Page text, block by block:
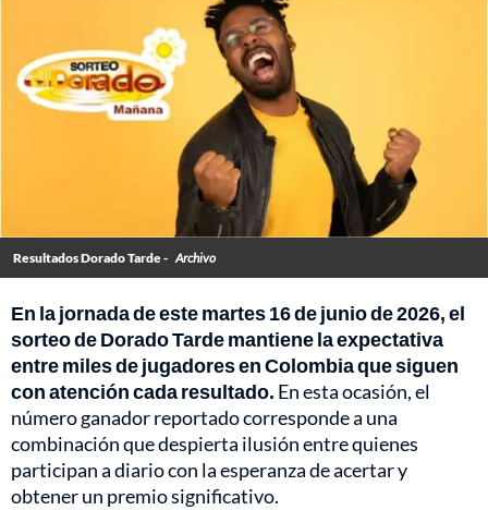
Resultados Dorado Tarde - Archivo
En la jornada de este martes 16 de junio de 2026, el
sorteo de Dorado Tarde mantiene la expectativa
entre miles de jugadores en Colombia que siguen
con atención cada resultado. En esta ocasión, el
número ganador reportado corresponde a una
combinación que despierta ilusión entre quienes
participan a diario con la esperanza de acertar y
obtener un premio significativo.